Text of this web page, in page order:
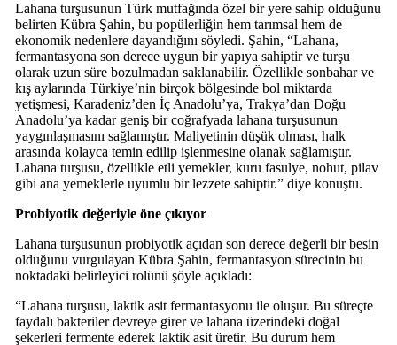
Lahana turşusunun Türk mutfağında özel bir yere sahip olduğunu
belirten Kübra Şahin, bu popülerliğin hem tarımsal hem de
ekonomik nedenlere dayandığını söyledi. Şahin, “Lahana,
fermantasyona son derece uygun bir yapıya sahiptir ve turşu
olarak uzun süre bozulmadan saklanabilir. Özellikle sonbahar ve
kış aylarında Türkiye’nin birçok bölgesinde bol miktarda
yetişmesi, Karadeniz’den İç Anadolu’ya, Trakya’dan Doğu
Anadolu’ya kadar geniş bir coğrafyada lahana turşusunun
yaygınlaşmasını sağlamıştır. Maliyetinin düşük olması, halk
arasında kolayca temin edilip işlenmesine olanak sağlamıştır.
Lahana turşusu, özellikle etli yemekler, kuru fasulye, nohut, pilav
gibi ana yemeklerle uyumlu bir lezzete sahiptir.” diye konuştu.
Probiyotik değeriyle öne çıkıyor
Lahana turşusunun probiyotik açıdan son derece değerli bir besin
olduğunu vurgulayan Kübra Şahin, fermantasyon sürecinin bu
noktadaki belirleyici rolünü şöyle açıkladı:
“Lahana turşusu, laktik asit fermantasyonu ile oluşur. Bu süreçte
faydalı bakteriler devreye girer ve lahana üzerindeki doğal
şekerleri fermente ederek laktik asit üretir. Bu durum hem